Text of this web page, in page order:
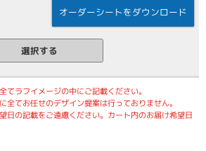
選択する
オーダーシートをダウンロード
ラフイメージの中にご記載ください。
てお任せのデザイン提案は行っておりません。
日の記載をご遠慮ください。カート内のお届け希望日